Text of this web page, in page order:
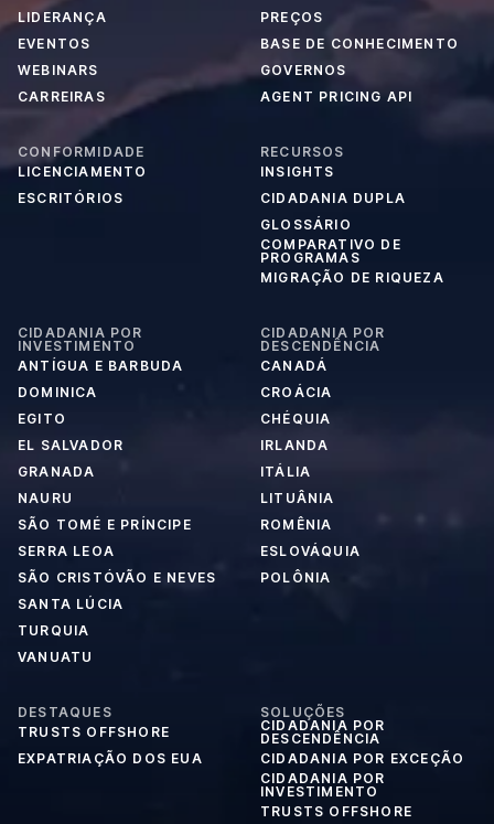
LIDERANÇA
EVENTOS
WEBINARS
CARREIRAS
PREÇOS
BASE DE CONHECIMENTO
GOVERNOS
AGENT PRICING API
CONFORMIDADE
LICENCIAMENTO
ESCRITÓRIOS
RECURSOS
INSIGHTS
CIDADANIA DUPLA
GLOSSÁRIO
COMPARATIVO DE
PROGRAMAS
MIGRAÇÃO DE RIQUEZA
CIDADANIA POR
INVESTIMENTO
ANTÍGUA E BARBUDA
DOMINICA
EGITO
EL SALVADOR
GRANADA
NAURU
SÃO TOMÉ E PRÍNCIPE
SERRA LEOA
SÃO CRISTÓVÃO E NEVES
SANTA LÚCIA
TURQUIA
VANUATU
CIDADANIA POR
DESCENDÊNCIA
CANADÁ
CROÁCIA
CHÉQUIA
IRLANDA
ITÁLIA
LITUÂNIA
ROMÊNIA
ESLOVÁQUIA
POLÔNIA
DESTAQUES
TRUSTS OFFSHORE
EXPATRIAÇÃO DOS EUA
SOLUÇÕES
CIDADANIA POR
DESCENDÊNCIA
CIDADANIA POR EXCEÇÃO
CIDADANIA POR
INVESTIMENTO
TRUSTS OFFSHORE